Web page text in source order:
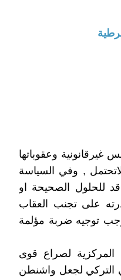
وعقوباتها
, وفي السياسة
للحلول الصحيحة او
على تجنب العقاب
توجيه ضربة مؤلمة
لصراع قوى
التركي لجعل واشنطن